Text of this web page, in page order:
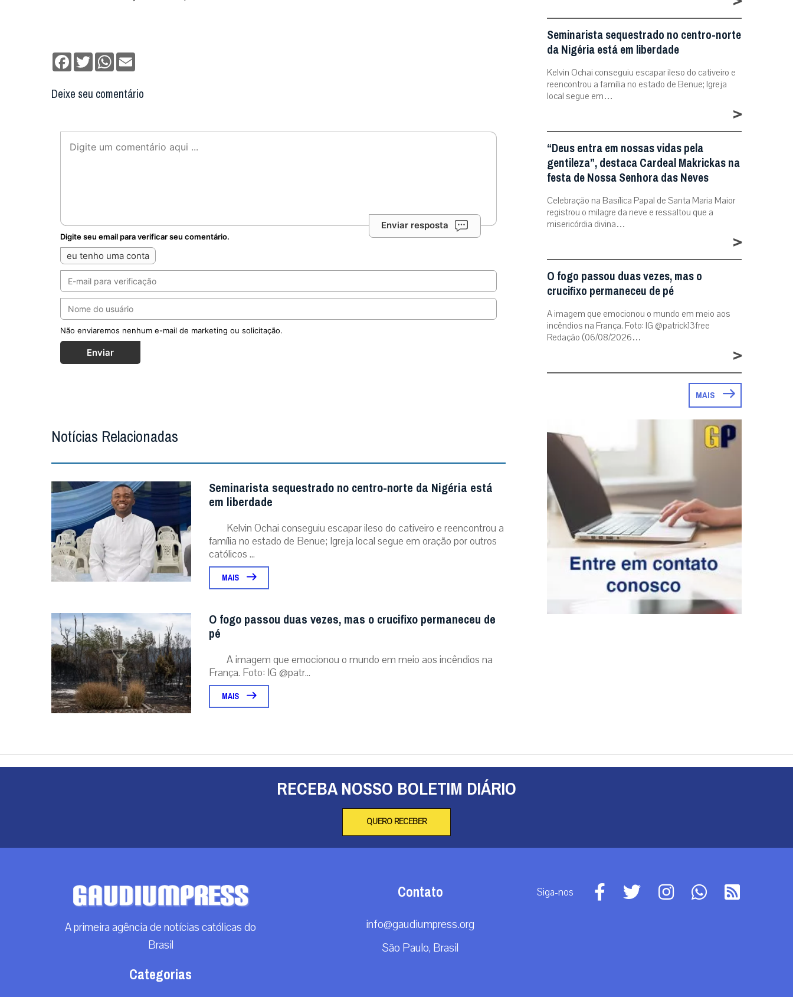
Facebook
TwitterWhatsApp
Deixe seu comentário
Enviar resposta
Digite seu email para verificar seu comentário.
eu tenho uma conta
Não enviaremos nenhum e-mail de marketing ou solicitação.
Enviar
Notícias Relacionadas
Seminarista sequestrado no centro-norte da Nigéria está
em liberdade
Kelvin Ochai conseguiu escapar ileso do cativeiro e reencontrou a
família no estado de Benue; Igreja local segue em oração por outros
católicos ...
MAIS
O fogo passou duas vezes, mas o crucifixo permaneceu de
pé
A imagem que emocionou o mundo em meio aos incêndios na
França. Foto: IG @patr...
MAIS
Seminarista sequestrado no centro-norte
da Nigéria está em liberdade
Kelvin Ochai conseguiu escapar ileso do cativeiro e
reencontrou a família no estado de Benue; Igreja
local segue em…
>
“Deus entra em nossas vidas pela
gentileza”, destaca Cardeal Makrickas na
festa de Nossa Senhora das Neves
Celebração na Basílica Papal de Santa Maria Maior
registrou o milagre da neve e ressaltou que a
misericórdia divina…
>
O fogo passou duas vezes, mas o
crucifixo permaneceu de pé
A imagem que emocionou o mundo em meio aos
incêndios na França. Foto: IG @patrick13free
Redação (06/08/2026…
>
MAIS
RECEBA NOSSO BOLETIM DIÁRIO
QUERO RECEBER
A primeira agência de notícias católicas do
Brasil
Categorias
Contato
info@gaudiumpress.org
São Paulo, Brasil
Siga-nos